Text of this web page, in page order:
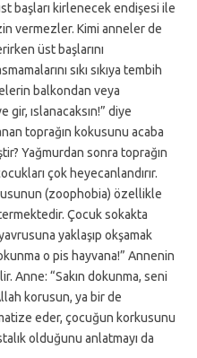
başları kirlenecek endişesi ile
vermezler. Kimi anneler de
üst başlarını
sıkı sıkıya tembih
balkondan veya
gir, ıslanacaksın!” diye
toprağın kokusunu acaba
Yağmurdan sonra toprağın
çok heyecanlandırır.
(zoophobia) özellikle
Çocuk sokakta
yaklaşıp okşamak
o pis hayvana!” Annenin
Anne: “Sakın dokunma, seni
korusun, ya bir de
eder, çocuğun korkusunu
olduğunu anlatmayı da